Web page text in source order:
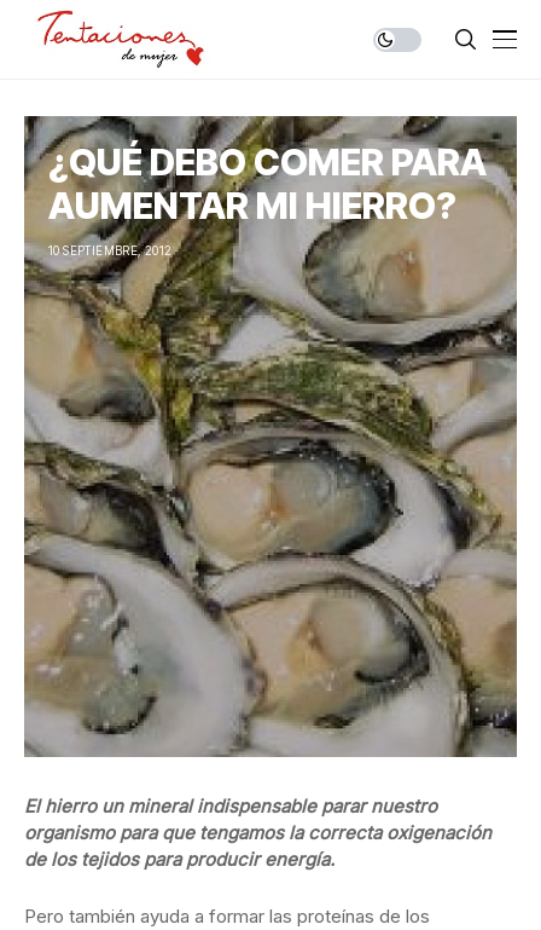
¿QUÉ DEBO COMER PARA
AUMENTAR MI HIERRO?
10 SEPTIEMBRE, 2012
El hierro un mineral indispensable parar nuestro
organismo para que tengamos la correcta oxigenación
de los tejidos para producir energía.
Pero también ayuda a formar las proteínas de los